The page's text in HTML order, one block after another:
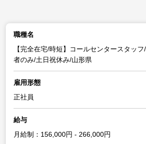
職種名
【完全在宅/時短】コールセンタースタッ
者のみ/土日祝休み/山形県
雇用形態
正社員
給与
月給制：156,000円 - 266,000円